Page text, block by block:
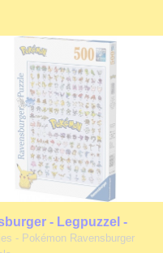
- Legpuzzel -
- 500 stukjes
- Pokémon Ravensburger